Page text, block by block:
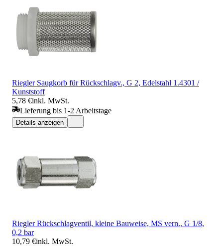
Riegler Saugkorb für Rückschlagv., G 2, Edelstahl 1.4301 /
Kunststoff
5,78 €inkl. MwSt.
Lieferung bis 1-2 Arbeitstage
Details anzeigen
Riegler Rückschlagventil, kleine Bauweise, MS vern., G 1/8,
0,2 bar
10,79 €inkl. MwSt.